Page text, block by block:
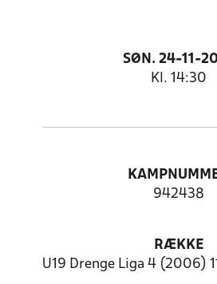
SØN. 24-11-
Kl. 14:30
942438
RÆKKE
U19 Drenge Liga 4 (2006)